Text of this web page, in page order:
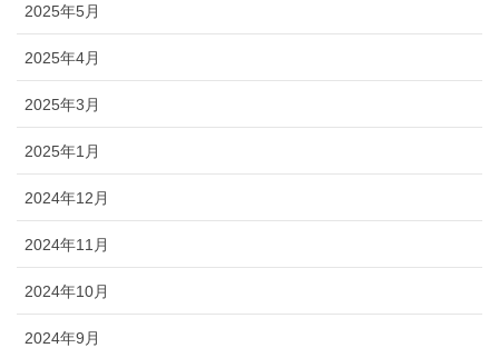
2025年5月
2025年4月
2025年3月
2025年1月
2024年12月
2024年11月
2024年10月
2024年9月